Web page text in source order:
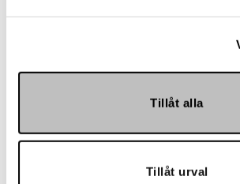
Tillåt alla
Tillåt urval